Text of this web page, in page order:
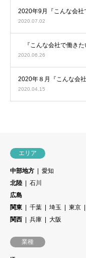
2020年9月『こんな会社
2020.07.02
『こんな会社で働きた
2020.06.26
2020年８月『こんな会
2020.04.15
エリア
中部地方
愛知
北陸
石川
広島
関東
千葉 埼玉 東京
関西
兵庫 大阪
業種